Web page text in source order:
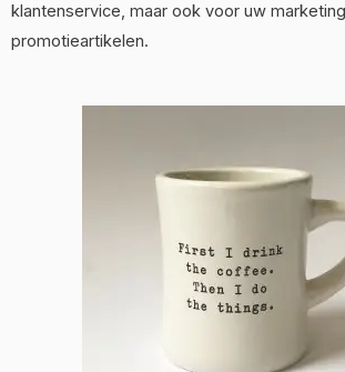
klantenservice, maar ook voor uw
promotieartikelen.